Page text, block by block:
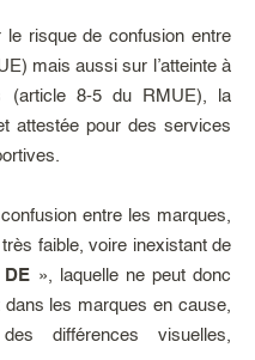
le risque de confusion entre
mais aussi sur l’atteinte à
(article 8-5 du RMUE), la
attestée pour des services
entre les marques,
faible, voire inexistant de
DE », laquelle ne peut donc
les marques en cause,
différences visuelles,